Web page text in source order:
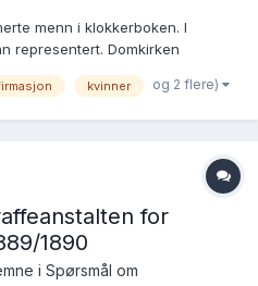
menn i klokkerboken. I
representert. Domkirken
Beyer
kvinner og 2 flere)
for
1890
i Spørsmål om